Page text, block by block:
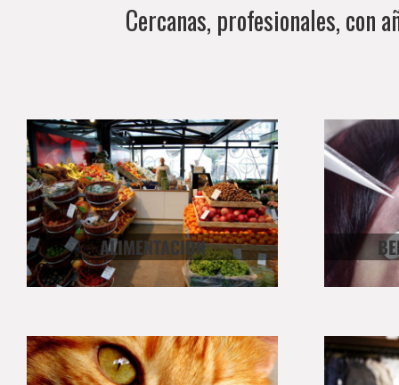
Cercanas, profesionales, con
ALIMENTACIÓN